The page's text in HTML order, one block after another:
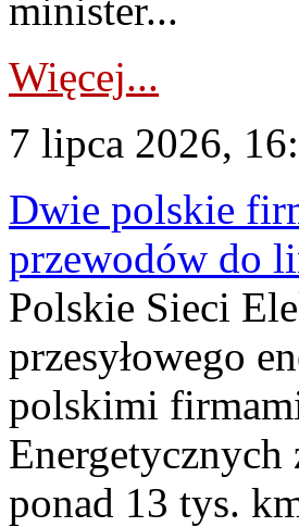
minister...
Więcej...
7 lipca 2026,
Dwie polskie
przewodów do
Polskie Sieci
przesyłowego
polskimi
Energetycznych
ponad 13 tys.